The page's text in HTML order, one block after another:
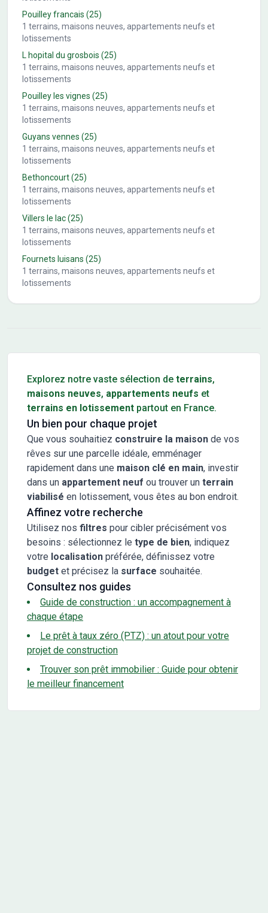
Pouilley francais (25)
1 terrains, maisons neuves, appartements neufs et
lotissements
L hopital du grosbois (25)
1 terrains, maisons neuves, appartements neufs et
lotissements
Pouilley les vignes (25)
1 terrains, maisons neuves, appartements neufs et
lotissements
Guyans vennes (25)
1 terrains, maisons neuves, appartements neufs et
lotissements
Bethoncourt(25)
1 terrains, maisons neuves, appartements neufs et
lotissements
Villers le lac(25)
1 terrains, maisons neuves, appartements neufs et
lotissements
Fournets luisans (25)
1 terrains, maisons neuves, appartements neufs et
lotissements
Explorez notre vaste sélection de terrains,
maisons neuves, appartements neufs et
terrains en lotissement partout en France.
Un bien pour chaque projet
Que vous souhaitiez construire la maison de vos
rêves sur une parcelle idéale, emménager
rapidement dans une maison clé en main, investir
dans un appartement neuf ou trouver un terrain
viabilisé en lotissement, vous êtes au bon endroit.
Affinez votre recherche
Utilisez nos filtres pour cibler précisément vos
besoins : sélectionnez le type de bien, indiquez
votre localisation préférée, définissez votre
budget et précisez la surface souhaitée.
Consultez nos guides
Guide de construction : un accompagnement à
chaque étape
Le prêt à taux zéro (PTZ) : un atout pour votre
projet de construction
Trouver son prêt immobilier : Guide pour obtenir
le meilleur financement